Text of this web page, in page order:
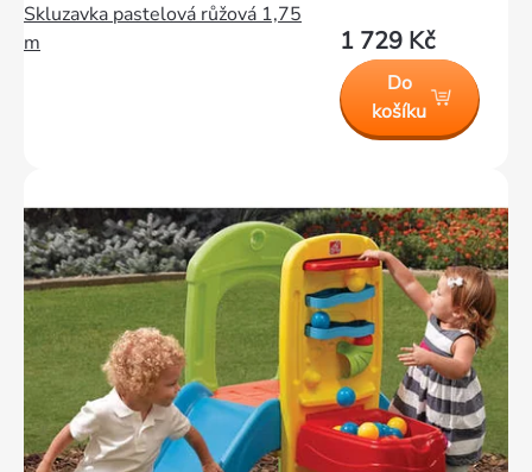
Skluzavka pastelová růžová 1,75
m
1 729 Kč
Do
košíku